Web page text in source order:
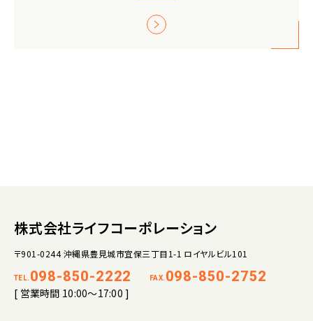
株式会社ライフコーポレーション
〒901-0244 沖縄県豊見城市宜保三丁目1-1 ロイヤルビル101
TEL. 098-850-2222 FAX. 098-850-2752
[ 営業時間 10:00～17:00 ]